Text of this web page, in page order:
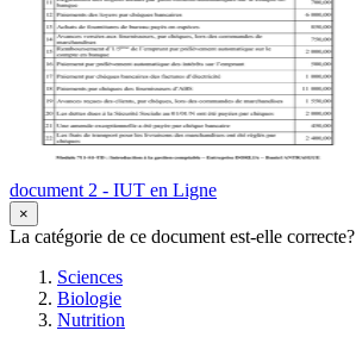
document 2 - IUT en Ligne
×
La catégorie de ce document est-elle correcte?
Sciences
Biologie
Nutrition